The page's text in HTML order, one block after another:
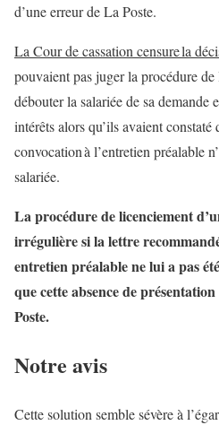
d’une erreur de La Poste.
La Cour de cassation censure la
pouvaient pas juger la procédure
débouter la salariée de sa demande
intérêts alors qu’ils avaient
convocation à l’entretien préalable
salariée.
La procédure de licenciement
irrégulière si la lettre
entretien préalable ne lui a pas
que cette absence de
Poste.
Notre avis
Cette solution semble sévère à